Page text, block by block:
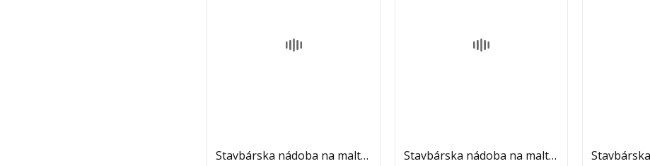
Stavbárska nádoba na maltu okrúhla 65 L ,...
Stavbárska nádoba na maltu okrúhla 90 L , veľká...